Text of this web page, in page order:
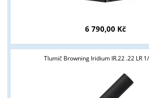
6 790,00 Kč
Tlumič Browning Iridium IR.22 .22 LR